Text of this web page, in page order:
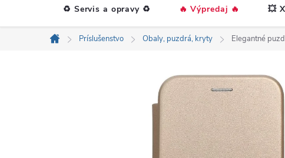
♻️ Servis a opravy ♻️ 🔥 Výpredaj 🔥 💥
Domov
Príslušenstvo Obaly, puzdrá, kryty Elegantné